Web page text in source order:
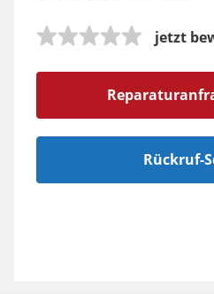
jetzt
Rückruf-